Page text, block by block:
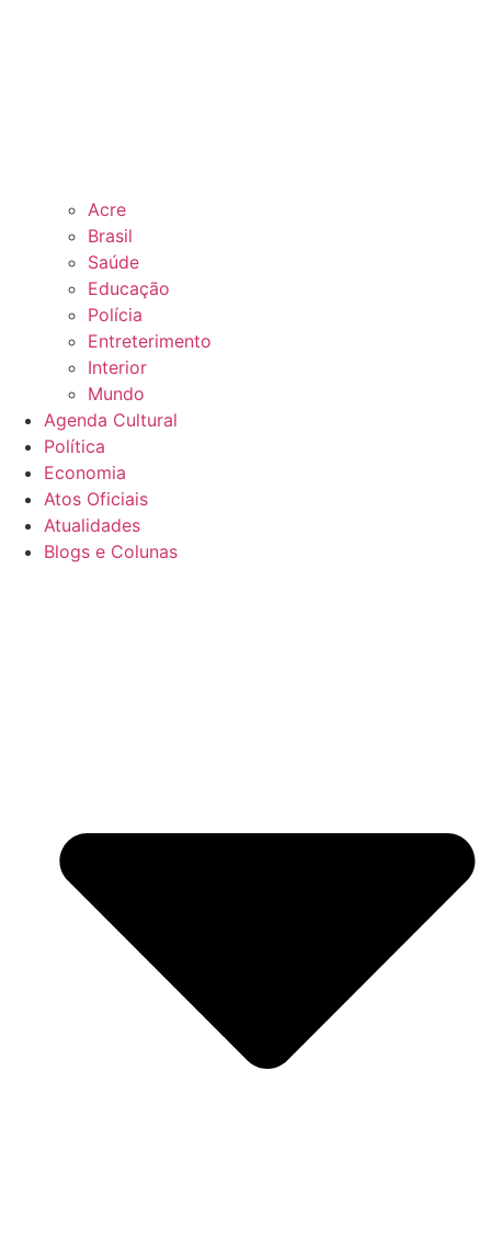
Acre
Brasil
Saúde
Educação
Polícia
Entreterimento
Interior
Mundo
Agenda Cultural
Política
Economia
Atos Oficiais
Atualidades
Blogs e Colunas